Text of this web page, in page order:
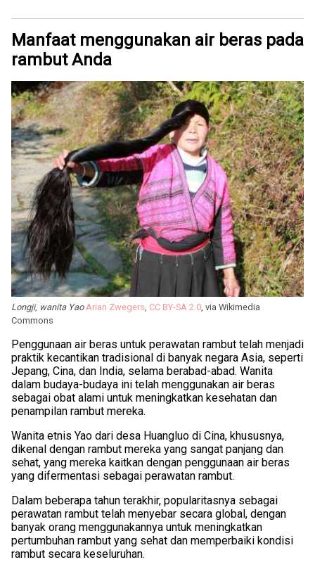
Manfaat menggunakan air beras pada
rambut Anda
Longji, wanita Yao Arian Zwegers, CC BY-SA 2.0, via Wikimedia
Commons
Penggunaan air beras untuk perawatan rambut telah menjadi
praktik kecantikan tradisional di banyak negara Asia, seperti
Jepang, Cina, dan India, selama berabad-abad. Wanita
dalam budaya-budaya ini telah menggunakan air beras
sebagai obat alami untuk meningkatkan kesehatan dan
penampilan rambut mereka.
Wanita etnis Yao dari desa Huangluo di Cina, khususnya,
dikenal dengan rambut mereka yang sangat panjang dan
sehat, yang mereka kaitkan dengan penggunaan air beras
yang difermentasi sebagai perawatan rambut.
Dalam beberapa tahun terakhir, popularitasnya sebagai
perawatan rambut telah menyebar secara global, dengan
banyak orang menggunakannya untuk meningkatkan
pertumbuhan rambut yang sehat dan memperbaiki kondisi
rambut secara keseluruhan.